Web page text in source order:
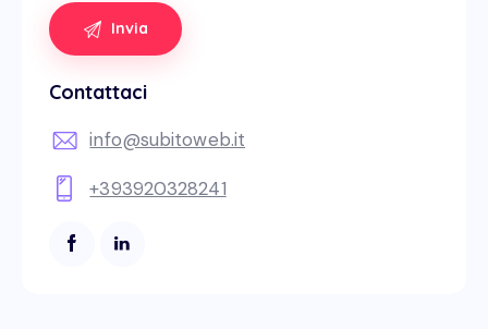
Contattaci
info@subitoweb.it
+393920328241